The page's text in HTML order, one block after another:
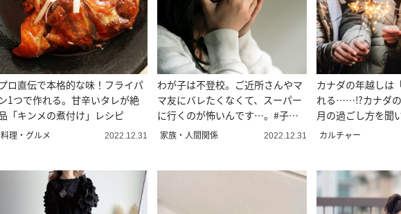
ロ直伝で本格的な味！フライパ
ン1つで作れる。甘辛いタレが絶
「キンメの煮付け」レシピ
料理・グルメ 2022.12.31
わが子は不登校。ご近所さんやマ
マ友にバレたくなくて、スーパー
に行くのが怖いんです…。#子育
て相談
家族・人間関係 2022.12.31
カナダの年越しは
れる……⁉カナダの
月の過ごし方を聞
カルチャー